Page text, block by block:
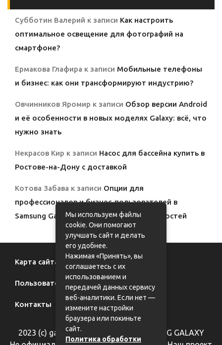
Субботин Валерий к записи Как настроить
оптимальное освещение для фотографий на
смартфоне?
Ермакова Глафира к записи Мобильные телефоны
и бизнес: как они трансформируют индустрию?
Овчинников Яромир к записи Обзор версии Android
и её особенности в новых моделях Galaxy: всё, что
нужно знать
Некрасов Кир к записи Насос для бассейна купить в
Ростове-на-Дону с доставкой
Котова Забава к записи Опции для
профессионалов и бизнес-пользователей в
Samsung Galaxy: полный обзор возможностей
Карта сайта
Пользовательское соглашение
Контакты
2023 (с) galaxy62.ru - фан-сайт SAMSUNG GALAXY
Мы используем файлы
cookie. Они помогают
улучшать сайт и делать
его удобнее.
Нажимая «Принять», вы
соглашаетесь с их
использованием и
передачей данных сервису
веб-аналитики. Если нет —
измените настройки
браузера или покиньте
сайт.
Политика обработки